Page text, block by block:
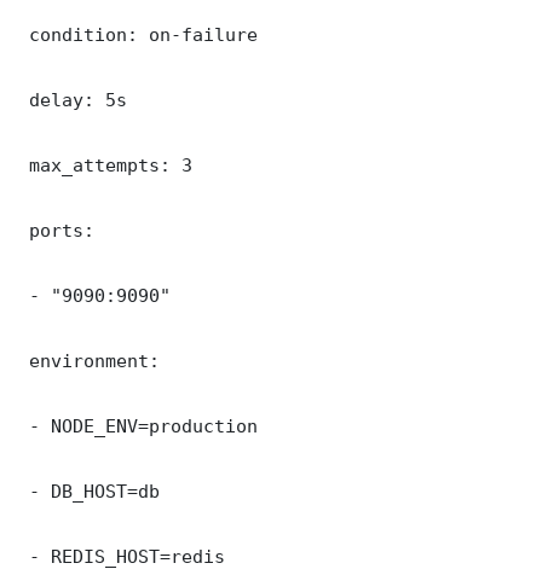
condition: on-failure
delay: 5s
max_attempts: 3
ports:
- "9090:9090"
environment:
- NODE_ENV=production
- DB_HOST=db
- REDIS_HOST=redis